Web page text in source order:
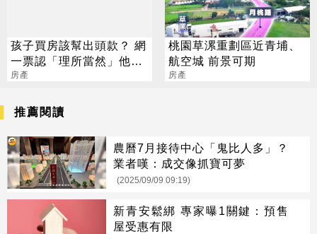
孩子買房該幫出頭款？ 網
一票認「理所當然」他搖
頭：台灣真的病了
房產
桃園草漯重劃區近青埔、
航空城 前景可期
房產
推薦閱讀
農曆7月接待中心「鬼比人多」？
業者嘆：成交像抓寶可夢
(2025/09/09 09:19)
新青安鬆綁 專家曝1關鍵：預售
屋受惠有限